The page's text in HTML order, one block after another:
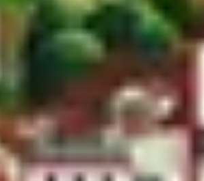
Listes & Conseils